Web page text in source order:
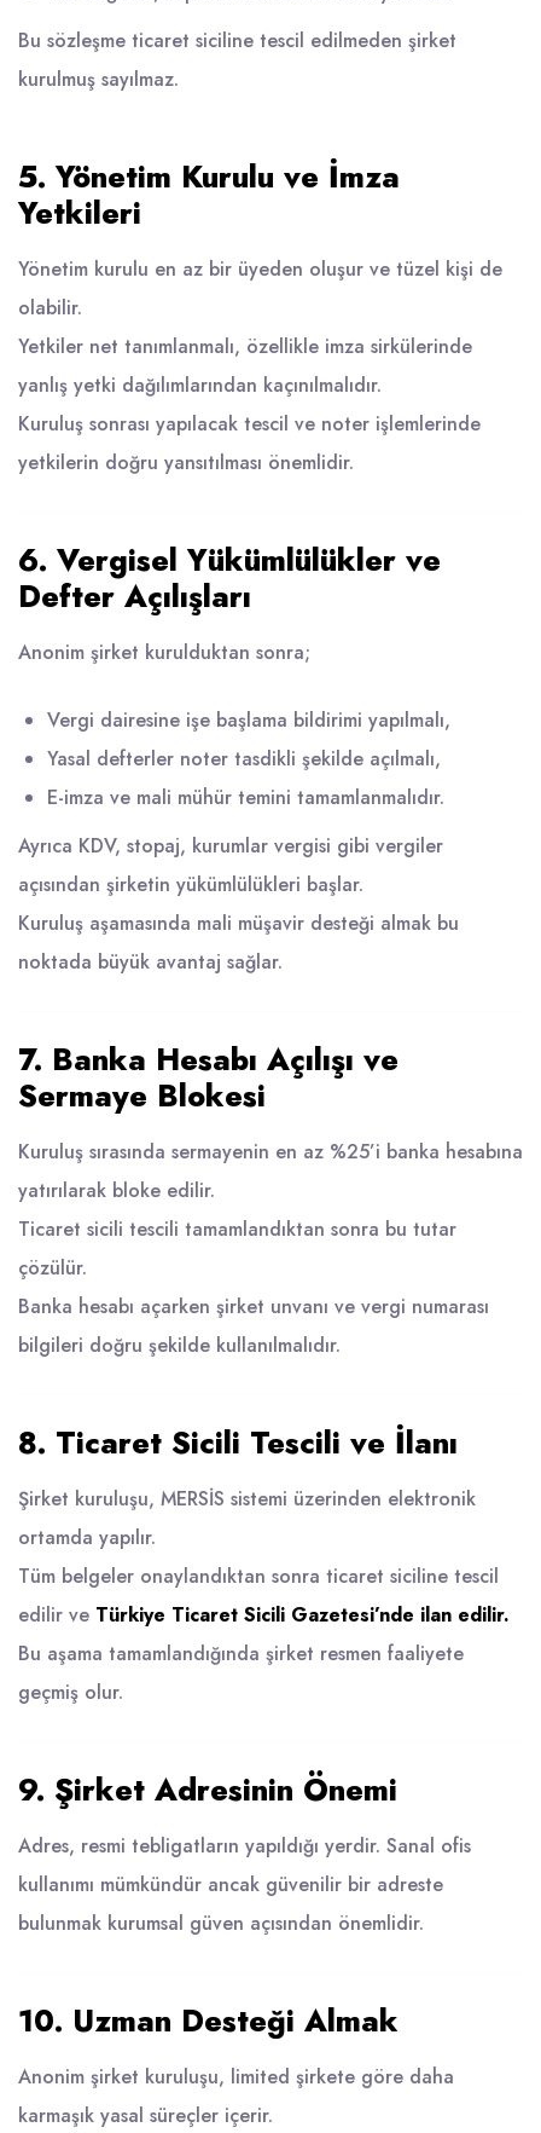
Bu sözleşme ticaret siciline tescil edilmeden şirket
kurulmuş sayılmaz.
5. Yönetim Kurulu ve İmza
Yetkileri
Yönetim kurulu en az bir üyeden oluşur ve tüzel kişi de
olabilir.
Yetkiler net tanımlanmalı, özellikle imza sirkülerinde
yanlış yetki dağılımlarından kaçınılmalıdır.
Kuruluş sonrası yapılacak tescil ve noter işlemlerinde
yetkilerin doğru yansıtılması önemlidir.
6. Vergisel Yükümlülükler ve
Defter Açılışları
Anonim şirket kurulduktan sonra;
Vergi dairesine işe başlama bildirimi yapılmalı,
Yasal defterler noter tasdikli şekilde açılmalı,
E-imza ve mali mühür temini tamamlanmalıdır.
Ayrıca KDV, stopaj, kurumlar vergisi gibi vergiler
açısından şirketin yükümlülükleri başlar.
Kuruluş aşamasında mali müşavir desteği almak bu
noktada büyük avantaj sağlar.
7. Banka Hesabı Açılışı ve
Sermaye Blokesi
Kuruluş sırasında sermayenin en az %25’i banka hesabına
yatırılarak bloke edilir.
Ticaret sicili tescili tamamlandıktan sonra bu tutar
çözülür.
Banka hesabı açarken şirket unvanı ve vergi numarası
bilgileri doğru şekilde kullanılmalıdır.
8. Ticaret Sicili Tescili ve İlanı
Şirket kuruluşu, MERSİS sistemi üzerinden elektronik
ortamda yapılır.
Tüm belgeler onaylandıktan sonra ticaret siciline tescil
edilir ve Türkiye Ticaret Sicili Gazetesi’nde ilan edilir.
Bu aşama tamamlandığında şirket resmen faaliyete
geçmiş olur.
9. Şirket Adresinin Önemi
Adres, resmi tebligatların yapıldığı yerdir. Sanal ofis
kullanımı mümkündür ancak güvenilir bir adreste
bulunmak kurumsal güven açısından önemlidir.
10. Uzman Desteği Almak
Anonim şirket kuruluşu, limited şirkete göre daha
karmaşık yasal süreçler içerir.